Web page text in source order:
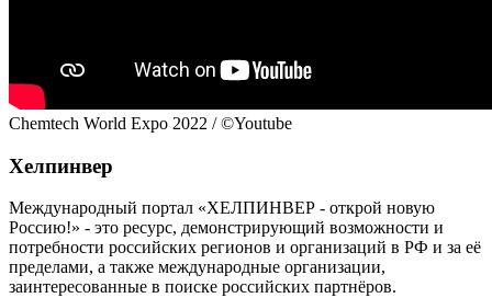
Chemtech World Expo 2022 / ©Youtube
Хелпинвер
Международный портал «ХЕЛПИНВЕР - открой новую
Россию!» - это ресурс, демонстрирующий возможности и
потребности российских регионов и организаций в РФ и за её
пределами, а также международные организации,
заинтересованные в поиске российских партнёров.